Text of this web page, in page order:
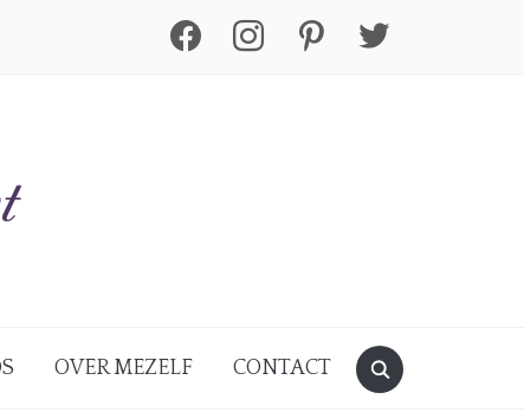
facebook instagram pinterest twitter
OVER MEZELF CONTACT